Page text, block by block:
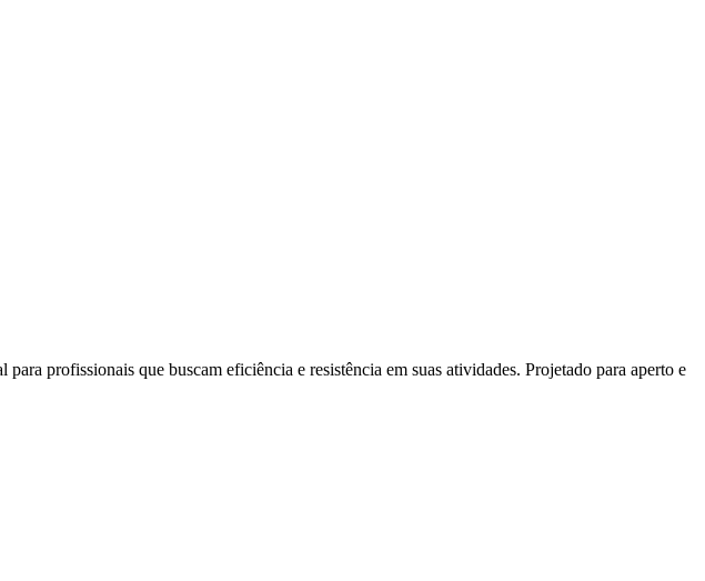
profissionais que buscam eficiência e resistência em suas atividades. Projetado para aperto e